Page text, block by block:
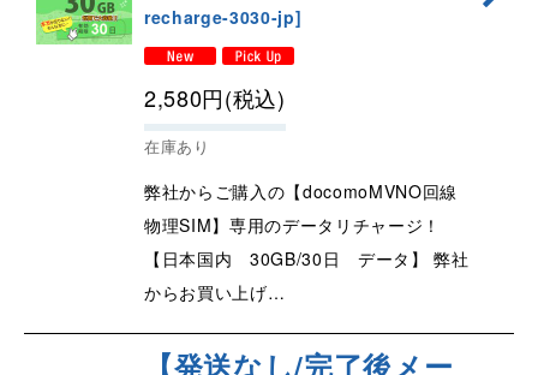
recharge-3030-jp]
2,580円(税込)
在庫あり
弊社からご購入の【docomoMVNO回線
物理SIM】専用のデータリチャージ！
【日本国内 30GB/30日 データ】 弊社
からお買い上げ…
【発送なし/完了後メー